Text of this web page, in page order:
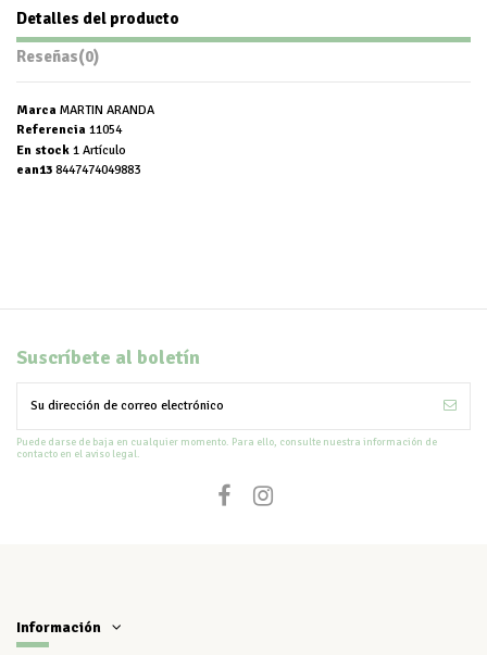
Detalles del producto
Reseñas(0)
Marca MARTIN ARANDA
Referencia 11054
En stock 1 Artículo
ean13 8447474049883
Suscríbete al boletín
Puede darse de baja en cualquier momento. Para ello, consulte nuestra información de
contacto en el aviso legal.
Información